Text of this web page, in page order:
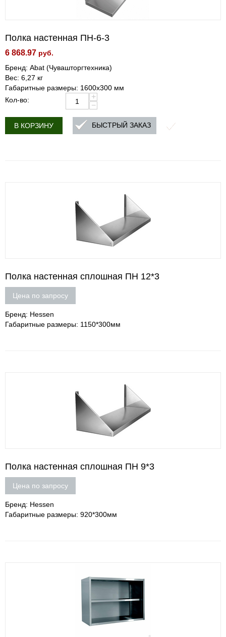
Полка настенная ПН-6-3
6 868.97 руб.
Бренд: Abat (Чувашторгтехника)
Вес: 6,27 кг
Габаритные размеры: 1600х300 мм
Кол-во:
+
−
В КОРЗИНУ БЫСТРЫЙ ЗАКАЗ
Полка настенная сплошная ПН 12*3
Цена по запросу
Бренд: Hessen
Габаритные размеры: 1150*300мм
Полка настенная сплошная ПН 9*3
Цена по запросу
Бренд: Hessen
Габаритные размеры: 920*300мм